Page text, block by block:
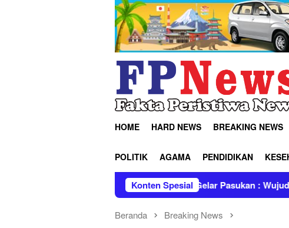
HOME HARD NEWS BREAKING NEWS
POLITIK AGAMA PENDIDIKAN
Konten Spesial
Pimpin Apel Gelar Pasukan : Wujud Kesiapan Hadapi
Beranda Breaking News